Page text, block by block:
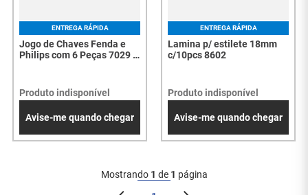
ENTREGA RÁPIDA
Jogo de Chaves Fenda e
Philips com 6 Peças 7029 -
Produto indisponível
Avise-me quando chegar
ENTREGA RÁPIDA
Lamina p/ estilete 18mm
c/10pcs 8602
Produto indisponível
Avise-me quando chegar
Mostrando 1 de 1 página